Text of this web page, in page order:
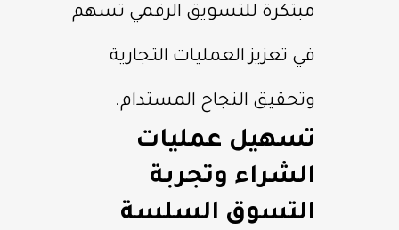
مبتكرة للتسويق الرقمي تسهم
في تعزيز العمليات التجارية
وتحقيق النجاح المستدام.
تسهيل عمليات
الشراء وتجربة
التسوق السلسة